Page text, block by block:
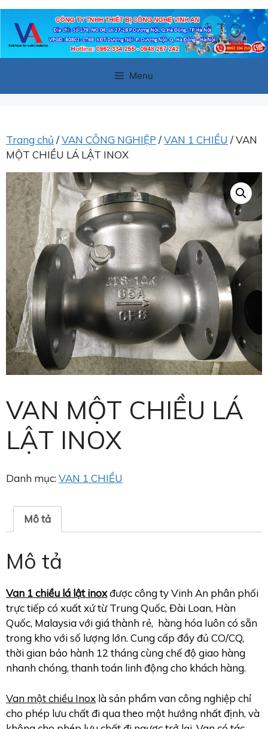
Chuyển
đến
Menu
Trang chủ /VAN CÔNG NGHIỆP /VAN 1 CHIỀU / VAN
MỘT CHIỀU LÁ LẬT INOX
VAN MỘT CHIỀU LÁ
LẬT INOX
Danh mục:VAN 1 CHIỀU
Mô tả
Mô tả
Van 1 chiều lá lật inoxđược công ty Vinh An phân phối
trực tiếp có xuất xứ từ Trung Quốc, Đài Loan, Hàn
Quốc, Malaysia với giá thành rẻ, hàng hóa luôn có sẵn
trong kho với số lượng lớn. Cung cấp đầy đủ CO/CQ,
thời gian bảo hành 12 tháng cùng chế độ giao hàng
nhanh chóng, thanh toán linh động cho khách hàng.
Van một chiều Inox là sản phẩm van công nghiệp chỉ
cho phép lưu chất đi qua theo một hướng nhất định, và